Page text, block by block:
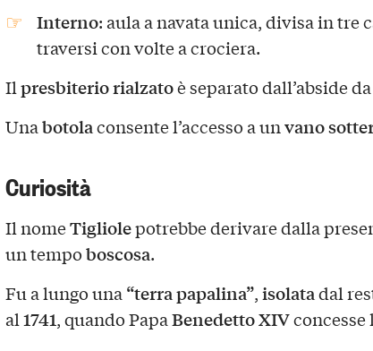
Interno: aula a navata unica, divisa in tre
traversi con volte a crociera.
Ilpresbiterio rialzatoè separato dall’abside
Unabotolaconsente l’accesso a unvano
Curiosità
Il nomeTigliolepotrebbe derivare dalla
un tempoboscosa.
Fu a lungo una “terra papalina”,isolatadal
al1741, quando PapaBenedetto XIVconcesse